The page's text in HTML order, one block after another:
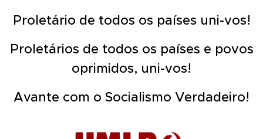
Proletário de todos os países uni-vos!
Proletários de todos os países e povos
oprimidos, uni-vos!
Avante com o Socialismo Verdadeiro!